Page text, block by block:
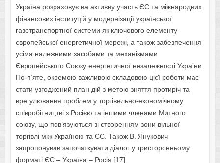
Україна розраховує на активну участь ЄС та міжнародних
фінансових інституцій у модернізації української
газотранспортної системи як ключового елементу
європейської енергетичної мережі, а також забезпечення
усіма належними засобами та механізмами
Європейського Союзу енергетичної незалежності України.
По-п’яте, окремою важливою складовою цієї роботи має
стати узгоджений план дій з метою зняття протиріч та
врегулювання проблем у торгівельно-економічному
співробітництві з Росією та іншими членами Митного
союзу, що пов’язуються зі створенням зони вільної
торгівлі між Україною та ЄС. Також В. Янукович
запропонував започаткувати діалог у тристоронньому
форматі ЄС – Україна – Росія [17].